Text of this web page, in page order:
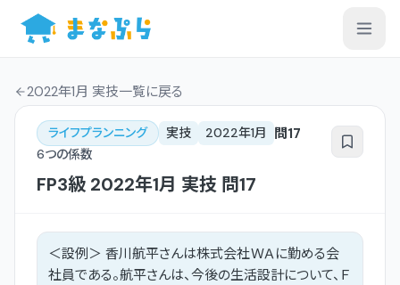
2022年1月 実技一覧に戻る
ライフプランニング 実技 2022年1月 問17
6つの係数
FP3級 2022年1月 実技 問17
＜設例＞ 香川航平さんは株式会社ＷＡに勤める会
社員である。航平さんは、今後の生活設計について、Ｆ